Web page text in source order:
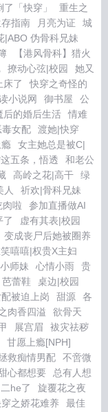
「快穿」
重生之
指南 月亮为证
城
|ABO 伪骨科兄妹
【港风骨科】猎火
撩动心弦|校园
她又
床了
快穿之奇怪的
小说网 御书屋
公
后的婚后生活
情难
毒女配
渡她|快穿
女主她总是被C|
这五条，悟透
和老公
高岭之花|高干
绿
人
祈欢|骨科兄妹
肉啦
参加直播做AI
了
虚有其表|校园
变成丧尸后她被圈养
嘻嘻|权贵X主妇
师妹 心情小雨
贵
芭蕾鞋
桌边|校园
被迫上岗 甜源
各
肉香四溢
欲骨天
展宫眉
袚灾祛秽
甘愿上瘾[NPH]
救痴情男配
不啻微
心都想要
总有人想
he了
旋覆花之夜
之娇花难养 最佳